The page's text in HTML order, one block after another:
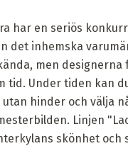
har en seriös
det inhemska
men
tid. Under tiden kan
hinder och välja
Linjen
skönhet och